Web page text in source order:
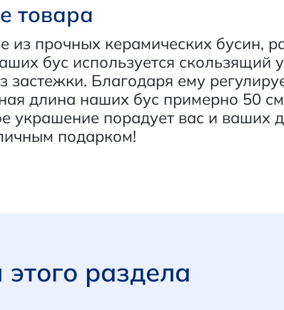
товара
из прочных керамических бусин,
бус используется скользящий
застежки. Благодаря ему
длина наших бус примерно 50
украшение порадует вас и ваших
подарком!
раздела